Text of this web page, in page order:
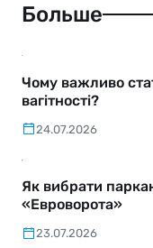
Больше
Чому важливо
вагітності?
24.07.2026
Як вибрати
«Евроворота»
23.07.2026